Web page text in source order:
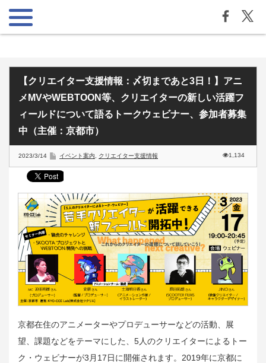
【クリエイター支援情報：〆切まであと3日！】アニ
メMVやWEBTOON等、クリエイターの新しい活躍フ
ィールドについて語るトークウェビナー、参加者募集
中（主催：京都市）
2023/3/14 イベント案内 クリエイター支援情報 1,134
京都在住のアニメーターやプロデューサーなどの活動、展
望、課題などをテーマにした、5人のクリエイターによるトー
ク・ウェビナーが3月17日に開催されます。2019年に京都に